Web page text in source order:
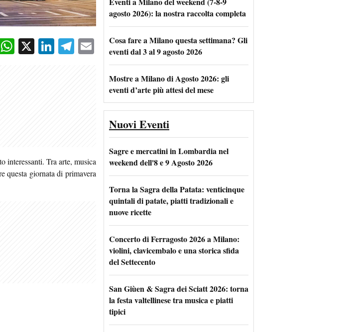
WhatsApp
X LinkedIn
Telegram
Email
interessanti. Tra arte, musica
questa giornata di primavera
agosto 2026): la nostra raccolta completa
Cosa fare a Milano questa settimana? Gli
eventi dal 3 al 9 agosto 2026
Mostre a Milano di Agosto 2026: gli
eventi d’arte più attesi del mese
Nuovi Eventi
Sagre e mercatini in Lombardia nel
weekend dell'8 e 9 Agosto 2026
Torna la Sagra della Patata: venticinque
quintali di patate, piatti tradizionali e
nuove ricette
Concerto di Ferragosto 2026 a Milano:
violini, clavicembalo e una storica sfida
del Settecento
San Giùen & Sagra dei Sciatt 2026: torna
la festa valtellinese tra musica e piatti
tipici